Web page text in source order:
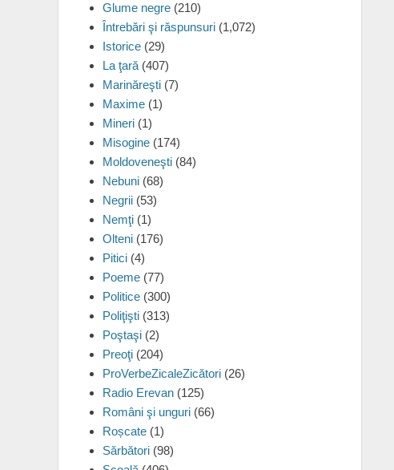
Glume negre (210)
Întrebări şi răspunsuri (1,072)
Istorice (29)
La ţară (407)
Marinăreşti (7)
Maxime (1)
Mineri (1)
Misogine (174)
Moldoveneşti (84)
Nebuni (68)
Negrii (53)
Nemţi (1)
Olteni (176)
Pitici (4)
Poeme (77)
Politice (300)
Poliţişti (313)
Poştaşi (2)
Preoţi (204)
ProVerbeZicaleZicători (26)
Radio Erevan (125)
Români şi unguri (66)
Roșcate (1)
Sărbători (98)